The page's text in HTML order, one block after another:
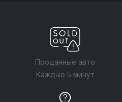
Проданные авто
Каждые 5 минут